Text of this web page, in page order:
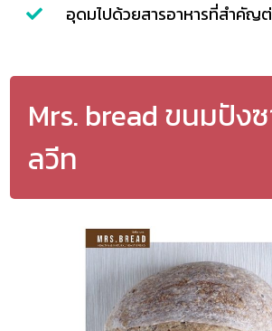
อุดมไปด้วยสารอาหารที่สำคัญ
Mrs. bread ขนมปังซ
ลวีท